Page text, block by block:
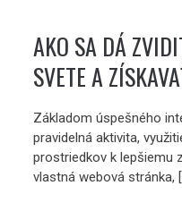
AKO SA DÁ
SVETE A
Základom úspešného
pravidelná aktivita,
prostriedkov k lepšiemu
vlastná webová stránka,